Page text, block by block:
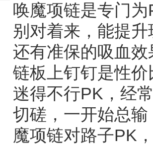
唤魔项链是专门
别对着来，能提
还有准保的吸血
链板上钉钉是性
迷得不行PK，经
切磋，一开始总
魔项链对路子PK